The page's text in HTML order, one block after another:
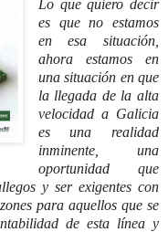
Lo que quiero decir
es que no estamos
en esa situación,
ahora estamos en
una situación en que
la llegada de la alta
velocidad a Galicia
es una realidad
inminente, una
oportunidad que
y ser exigentes con
para aquellos que se
de esta línea y